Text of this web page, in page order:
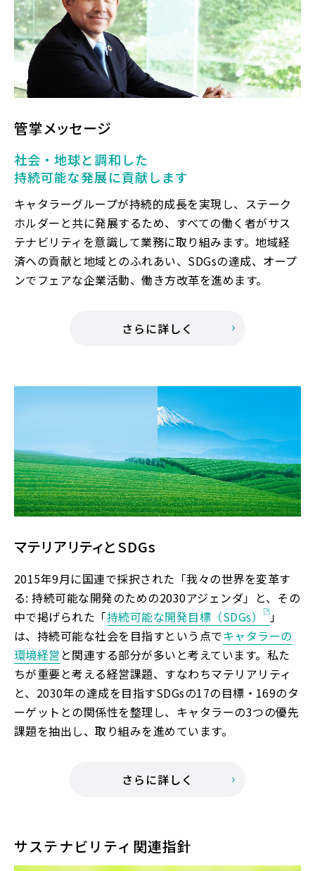
管掌メッセージ
社会・地球と調和した
持続可能な発展に貢献します
キャタラーグループが持続的成長を実現し、ステーク
ホルダーと共に発展するため、すべての働く者がサス
テナビリティを意識して業務に取り組みます。地域経
済への貢献と地域とのふれあい、SDGsの達成、オープ
ンでフェアな企業活動、働き方改革を進めます。
さらに詳しく
マテリアリティとSDGs
2015年9月に国連で採択された「我々の世界を変革す
る: 持続可能な開発のための2030アジェンダ」と、その
中で掲げられた「持続可能な開発目標（SDGs）
」
は、持続可能な社会を目指すという点でキャタラーの
環境経営 と関連する部分が多いと考えています。私た
ちが重要と考える経営課題、すなわちマテリアリティ
と、2030年の達成を目指すSDGsの17の目標・169のタ
ーゲットとの関係性を整理し、キャタラーの3つの優先
課題を抽出し、取り組みを進めています。
さらに詳しく
サステナビリティ関連指針